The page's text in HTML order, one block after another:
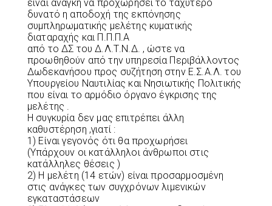
είναι ανάγκη να προχωρήσει το ταχύτερο
δυνατό η αποδοχή της εκπόνησης
συμπληρωματικής μελέτης κυματικής
διαταραχής και Π.Π.Π.Α
από το ΔΣ του Δ.Λ.Τ.Ν.Δ. , ώστε να
προωθηθούν από την υπηρεσία Περιβάλλοντος
Δωδεκανήσου προς συζήτηση στην Ε.Σ.Α.Λ. του
Υπουργείου Ναυτιλίας και Νησιωτικής Πολιτικής
που είναι το αρμόδιο όργανο έγκρισης της
μελέτης .
Η συγκυρία δεν μας επιτρέπει άλλη
καθυστέρηση ,γιατί :
1) Είναι γεγονός ότι θα προχωρήσει
(Υπάρχουν οι κατάλληλοι άνθρωποι στις
κατάλληλες θέσεις )
2) Η μελέτη (14 ετών) είναι προσαρμοσμένη
στις ανάγκες των συγχρόνων λιμενικών
εγκαταστάσεων